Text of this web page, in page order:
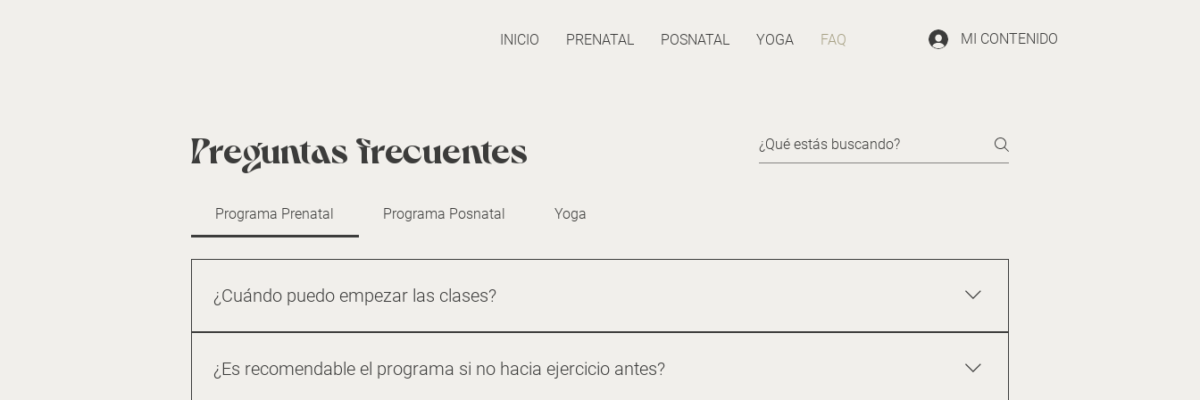
INICIO PRENATAL POSNATAL YOGA FAQ MI CONTENIDO
Preguntas frecuentes
Programa Prenatal Programa Posnatal Yoga
¿Cuándo puedo empezar las clases?
¿Es recomendable el programa si no hacia ejercicio antes?